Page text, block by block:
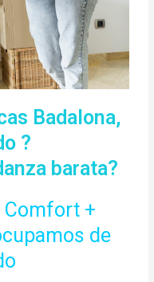
Badalona,
?
barata?
Comfort +
de